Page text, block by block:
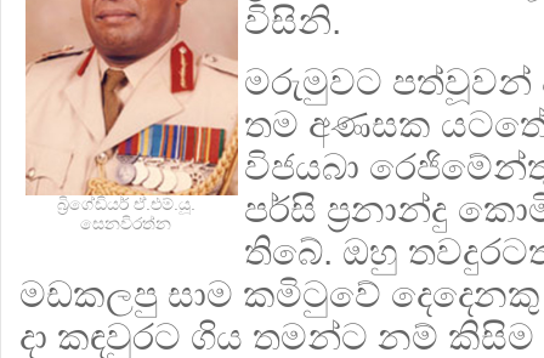
බ්‍රිගේඩියර් ඒ.එම්.යූ.
සෙනවිරත්න
විසිනි.
මරුමුවට පත්වූවන්
තම අණසක යටතේ
විජයබා
පර්සි ප්‍රනාන්දු
තිබේ. ඔහු
මඩකලපු සාම කමිටුවේ දෙදෙනකු
දා කඳවුරට ගිය තමන්ට නම්